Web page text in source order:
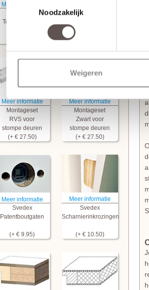
Noodzakelijk
Weigeren
Meer informatie
Tochtvaldorpel
Stompe deur
Meer informatie
Montageset
RVS voor
stompe deuren
(+ € 27.50)
Meer informatie
Montageset
Zwart voor
stompe deuren
(+ € 27.50)
Meer informatie
Svedex
Patentboutgaten
(+ € 9.95)
Meer informatie
Svedex
Scharnierinkrozingen
(+ € 10.50)